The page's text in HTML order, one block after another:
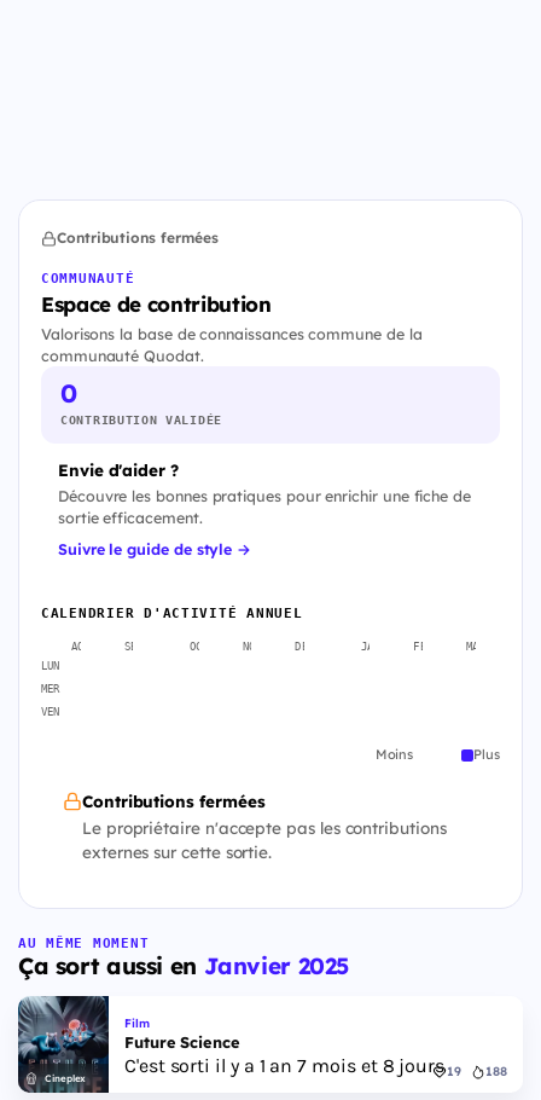
Contributions fermées
COMMUNAUTÉ
Espace de contribution
Valorisons la base de connaissances commune de la
communauté Quodat.
0
CONTRIBUTION VALIDÉE
Envie d'aider ?
Découvre les bonnes pratiques pour enrichir une fiche de
sortie efficacement.
Suivre le guide de style →
CALENDRIER D'ACTIVITÉ ANNUEL
AOÛT SEPT. OCT. NOV. DÉC. JANV. FÉVR. MARS
LUN
MER
VEN
Moins Plus
Contributions fermées
Le propriétaire n'accepte pas les contributions
externes sur cette sortie.
AU MÊME MOMENT
Ça sort aussi en Janvier 2025
Cineplex
Film
Future Science
C'est sorti il y a 1 an 7 mois et 8 jours 19 188